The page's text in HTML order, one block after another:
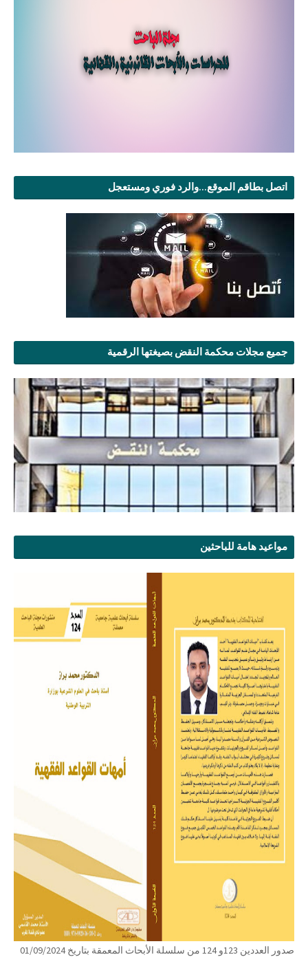
اتصل بطاقم الموقع...والرد فوري ومستعجل
جميع مجلات محكمة النقض بصيغتها الرقمية
مواعيد هامة للباحثين
صدور العددين 123و 124 من سلسلة الأبحاث المعمقة بتاريخ 01/09/2024